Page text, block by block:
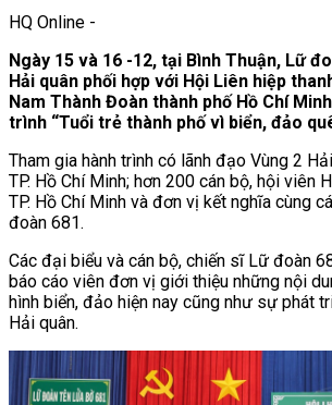
HQ Online -
Ngày 15 và 16 -12, tại Bình Thuận, Lữ
Hải quân phối hợp với Hội Liên hiệp
Nam Thành Đoàn thành phố Hồ Chí
trình “Tuổi trẻ thành phố vì biển, đảo
Tham gia hành trình có lãnh đạo Vùng 2
TP. Hồ Chí Minh; hơn 200 cán bộ, hội viên
TP. Hồ Chí Minh và đơn vị kết nghĩa cùng
đoàn 681.
Các đại biểu và cán bộ, chiến sĩ Lữ đoàn
báo cáo viên đơn vị giới thiệu những nội
hình biển, đảo hiện nay cũng như sự phát
Hải quân.